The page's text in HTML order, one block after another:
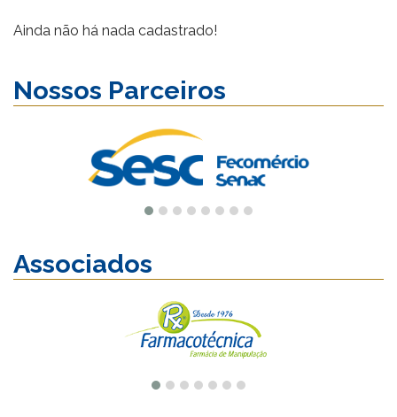
Ainda não há nada cadastrado!
Nossos Parceiros
Associados